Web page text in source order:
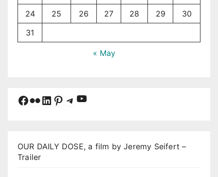
24
25 26 27 28 29
30
31
« May
Facebook
Flickr
LinkedIn
Pinterest
Telegram
YouTube
OUR DAILY DOSE, a film by Jeremy Seifert –
Trailer